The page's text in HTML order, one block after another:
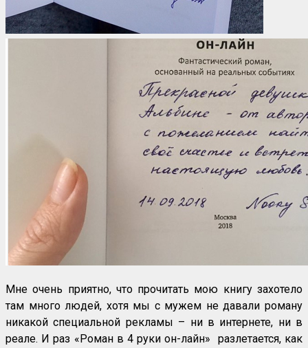
Мне очень приятно, что прочитать мою книгу захотело
там много людей, хотя мы с мужем не давали роману
никакой специальной рекламы – ни в интернете, ни в
реале. И раз «Роман в 4 руки он-лайн» разлетается, как